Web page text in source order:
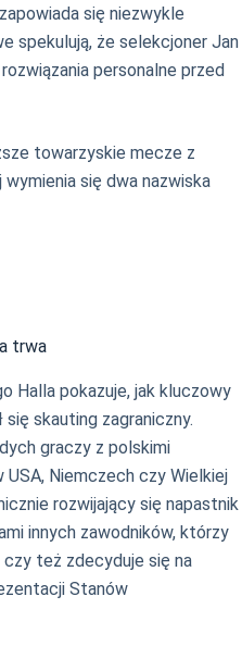
się niezwykle
spekulują, że selekcjoner Jan
personalne przed
towarzyskie mecze z
wymienia się dwa nazwiska
trwa
Halla pokazuje, jak kluczowy
skauting zagraniczny.
graczy z polskimi
Niemczech czy Wielkiej
rozwijający się napastnik
innych zawodników, którzy
czy też zdecyduje się na
Stanów